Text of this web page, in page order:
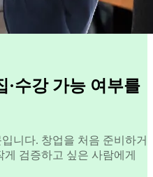
·수강 가능 여부를
니다. 창업을 처음 준비하거
검증하고 싶은 사람에게